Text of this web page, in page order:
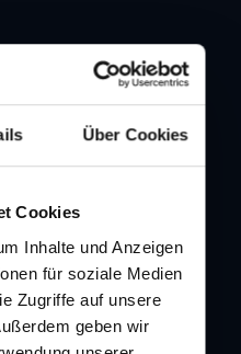
Über Cookies
Cookies
Inhalte und Anzeigen
für soziale Medien
Zugriffe auf unsere
geben wir